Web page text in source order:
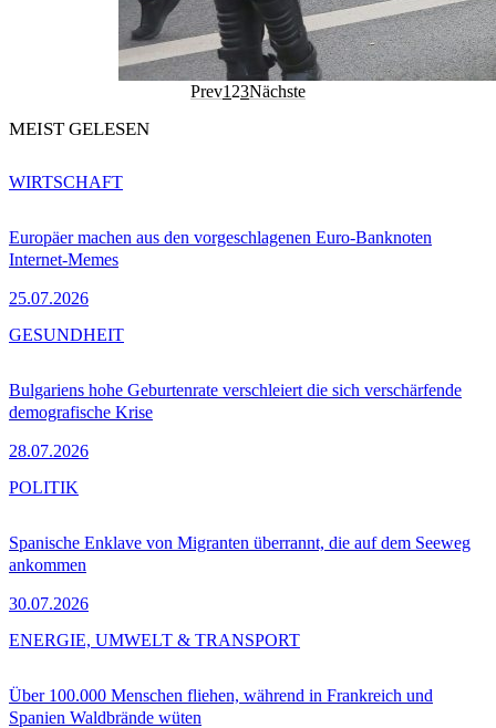
Prev1 23Nächste
MEIST GELESEN
Europäer machen aus den vorgeschlagenen Euro-Banknoten
Internet-Memes
25.07.2026
WIRTSCHAFT
Bulgariens hohe Geburtenrate verschleiert die sich verschärfende
demografische Krise
28.07.2026
GESUNDHEIT
Spanische Enklave von Migranten überrannt, die auf dem Seeweg
ankommen
30.07.2026
POLITIK
Über 100.000 Menschen fliehen, während in Frankreich und
Spanien Waldbrände wüten
ENERGIE, UMWELT & TRANSPORT